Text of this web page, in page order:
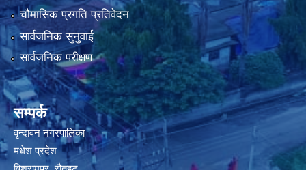
चौमासिक प्रगति प्रतिवेदन
सार्वजनिक सुनुवाई
सार्वजनिक परीक्षण
सम्पर्क
वृन्दावन नगरपालिका
मधेश प्रदेश